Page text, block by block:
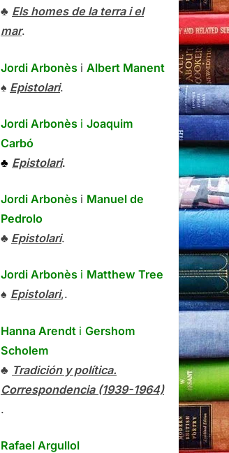
♣ Els homes de la terra i el
mar.
Jordi Arbonès i Albert Manent
♠ Epistolari.
Jordi Arbonès i Joaquim
Carbó
♣ Epistolari.
Jordi Arbonès i Manuel de
Pedrolo
♣ Epistolari.
Jordi Arbonès i Matthew Tree
♠ Epistolari,.
Hanna Arendt i Gershom
Scholem
♣ Tradición y política.
Correspondencia (1939-1964)
.
Rafael Argullol